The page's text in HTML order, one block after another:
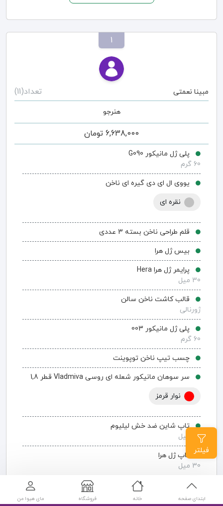
فیلتر
1
مبینا نعمتی تعداد(11)
هنرجو
6,638,000 تومان
پلی ژل مانیکور G090
60 گرم
یووی ال ای دی گیره ای ناخن
نقره ای
قلم طراحی ناخن بسته 3 عددی
بیس ژل هرا
پرایمر ژل هرا Hera
30 میل
قالب کاشت ناخن سالن
ژورنالی
پلی ژل مانیکور 003
60 گرم
چسب تیپ ناخن توپوینت
سر سوهان مانیکور شعله ای روسی Vladmiva قطر 1,8
نوار قرمز
تاپ شاین ضد خش لیلیوم
30 میل
تاپ ژل هرا
30 میل
افزودن به سبد خرید ابتدای صفحه خانه فروشگاه مای هیوا من